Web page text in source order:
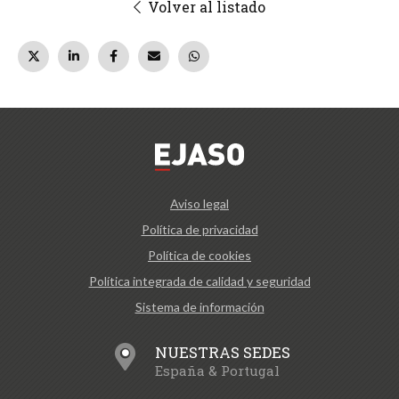
Volver al listado
Aviso legal
Política de privacidad
Política de cookies
Política integrada de calidad y seguridad
Sistema de información
NUESTRAS SEDES
España & Portugal